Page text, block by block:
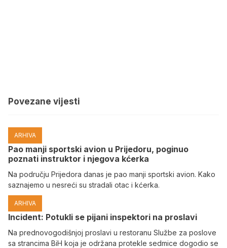
Povezane vijesti
ARHIVA
Pao manji sportski avion u Prijedoru, poginuo
poznati instruktor i njegova kćerka
Na području Prijedora danas je pao manji sportski avion. Kako
saznajemo u nesreći su stradali otac i kćerka.
ARHIVA
Incident: Potukli se pijani inspektori na proslavi
Na prednovogodišnjoj proslavi u restoranu Službe za poslove
sa strancima BiH koja je održana protekle sedmice dogodio se